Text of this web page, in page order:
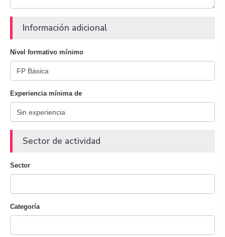
Información adicional
Nivel formativo mínimo
Experiencia mínima de
Sector de actividad
Sector
Categoría